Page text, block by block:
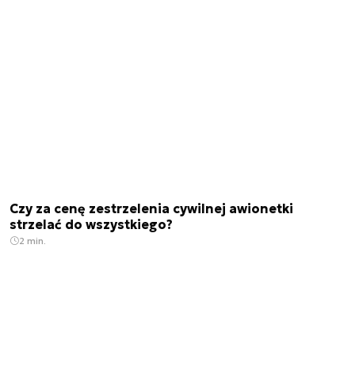
Czy za cenę zestrzelenia cywilnej awionetki
strzelać do wszystkiego?
2 min.